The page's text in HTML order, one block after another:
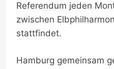
Referendum jeden
zwischen
stattfindet.
Hamburg gemeinsam